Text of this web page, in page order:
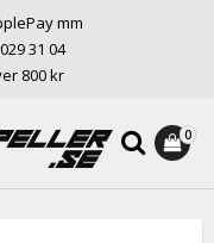
mm
31 04
800 kr
0